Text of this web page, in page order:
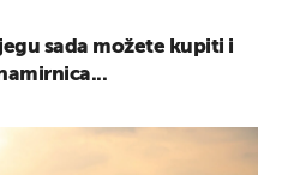
sada možete kupiti i